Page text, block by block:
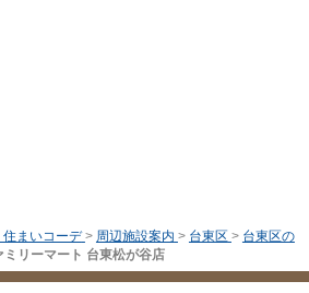
まいコーデ > 周辺施設案内 > 台東区 > 台東区の
ミリーマート 台東松が谷店